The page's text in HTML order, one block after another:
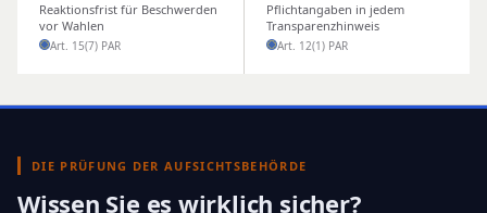
Reaktionsfrist für Beschwerden
vor Wahlen
Art. 15(7) PAR
Pflichtangaben in jedem
Transparenzhinweis
Art. 12(1) PAR
DIE PRÜFUNG DER AUFSICHTSBEHÖRDE
Wissen Sie es wirklich sicher?